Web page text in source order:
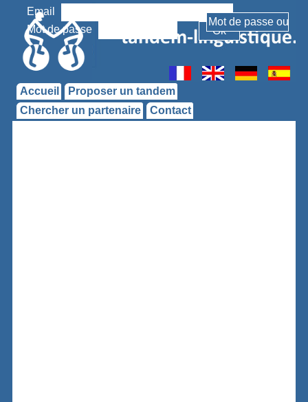
Email
Mot de passe
Accueil
Proposer un tandem
Chercher un partenaire
Contact